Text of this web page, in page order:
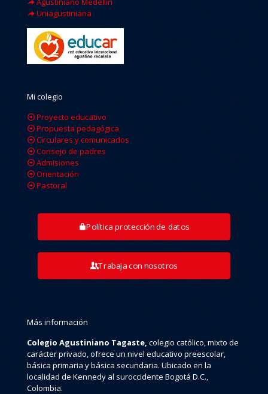
Uniagustiniana
Mi colegio
Proyecto educativo
Propuesta pedagógica
Circulares y comunicados
Consejo de padres
Admisiones
Orientación
Pastoral
Política protección de datos
Trabaja con nosotros
Más información
Colegio Agustiniano Tagaste, colegio católico, mixto de
carácter privado, ofrece un nivel educativo preescolar,
básica primaria y básica secundaria. Ubicado en la
localidad de Kennedy al suroccidente Bogotá D.C.,
Colombia.